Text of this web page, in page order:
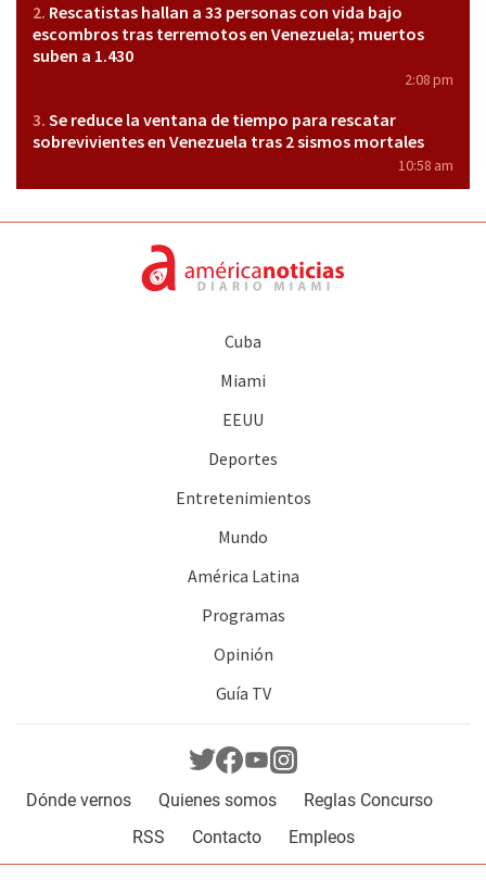
Rescatistas hallan a 33 personas con vida bajo
escombros tras terremotos en Venezuela; muertos
suben a 1.430
2:08 pm
Se reduce la ventana de tiempo para rescatar
sobrevivientes en Venezuela tras 2 sismos mortales
10:58 am
Cuba
Miami
EEUU
Deportes
Entretenimientos
Mundo
América Latina
Programas
Opinión
Guía TV
Dónde vernos Quienes somos
Reglas Concurso
RSS
Contacto Empleos